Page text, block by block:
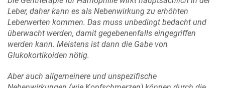
Leber, daher kann es als Nebenwirkung zu erhöhten
Leberwerten kommen. Das muss unbedingt bedacht und
überwacht werden, damit gegebenenfalls eingegriffen
werden kann. Meistens ist dann die Gabe von
Glukokortikoiden nötig.
Aber auch allgemeinere und unspezifische